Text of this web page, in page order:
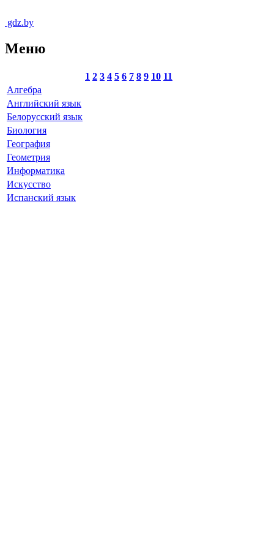
gdz.by
Меню
1 2 3 4 5 6 7 8 9 10 11
Алгебра
Английский язык
Белорусский язык
Биология
География
Геометрия
Информатика
Искусство
Испанский язык